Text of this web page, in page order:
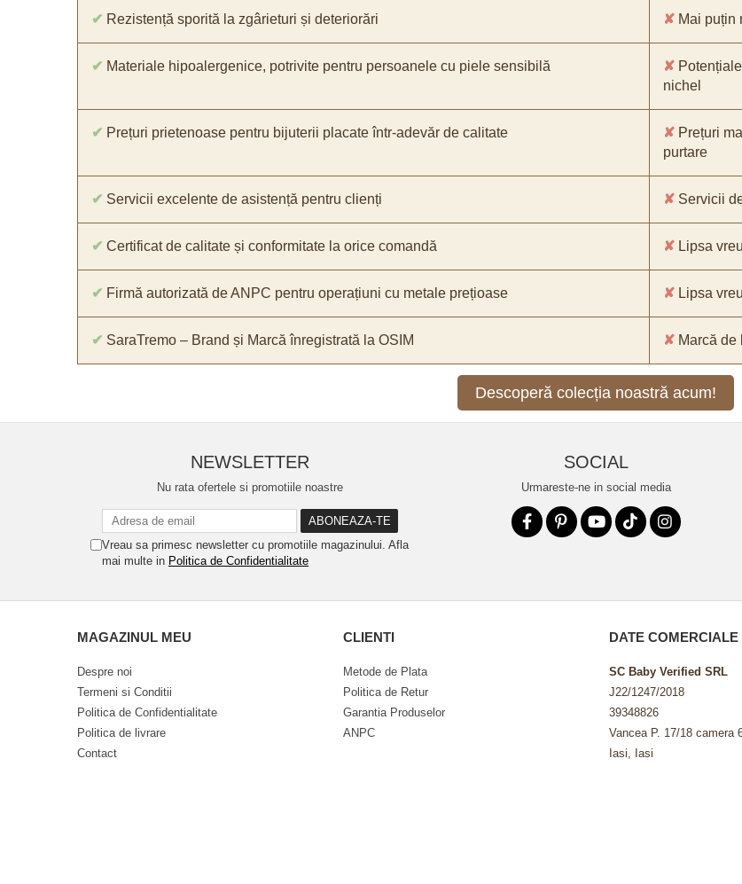
✔ Rezistență sporită la zgârieturi și deteriorări ✘ Mai puțin
✔ Materiale hipoalergenice, potrivite pentru persoanele cu piele sensibilă ✘
nichel
✔ Prețuri prietenoase pentru bijuterii placate într-adevăr de calitate ✘ Prețuri
purtare
✔ Servicii excelente de asistență pentru clienți ✘ Servicii
✔ Certificat de calitate și conformitate la orice comandă ✘ Lipsa
✔ Firmă autorizată de ANPC pentru operațiuni cu metale prețioase ✘ Lipsa
✔ SaraTremo – Brand și Marcă înregistrată la OSIM ✘ Marcă de
Descoperă colecția noastră acum!
NEWSLETTER
Nu rata ofertele si promotiile noastre
Vreau sa primesc newsletter cu promotiile magazinului. Afla
mai multe in Politica de Confidentialitate
SOCIAL
Urmareste-ne in social media
MAGAZINUL MEU
Despre noi
Termeni si Conditii
Politica de Confidentialitate
Politica de livrare
Contact
CLIENTI
Metode de Plata
Politica de Retur
Garantia Produselor
ANPC
DATE COMERCIALE
SC Baby Verified SRL
J22/1247/2018
39348826
Vancea P. 17/18 camera
Iasi, Iasi